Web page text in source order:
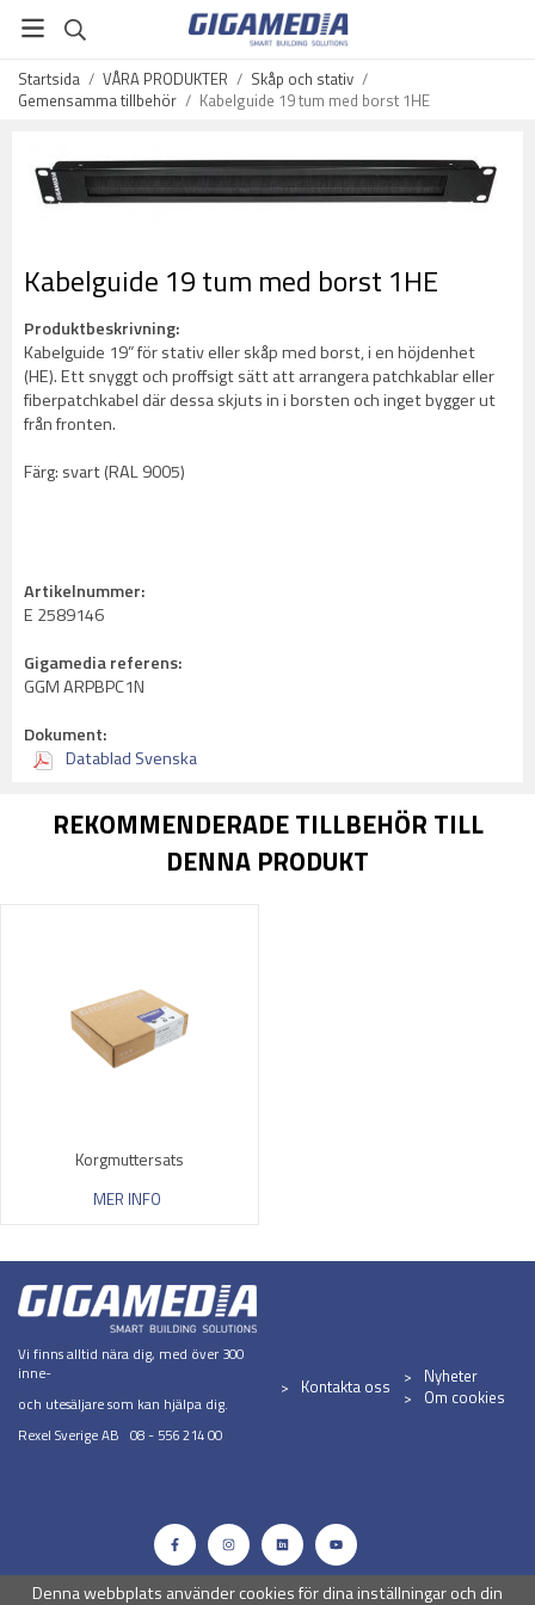
Startsida / VÅRA PRODUKTER / Skåp och stativ /
Gemensamma tillbehör / Kabelguide 19 tum med borst 1HE
Kabelguide 19 tum med borst 1HE
Produktbeskrivning:
Kabelguide 19” för stativ eller skåp med borst, i en höjdenhet
(HE). Ett snyggt och proffsigt sätt att arrangera patchkablar eller
fiberpatchkabel där dessa skjuts in i borsten och inget bygger ut
från fronten.
Färg: svart (RAL 9005)
Artikelnummer:
E 2589146
Gigamedia referens:
GGM ARPBPC1N
Dokument:
Datablad Svenska
REKOMMENDERADE TILLBEHÖR TILL
DENNA PRODUKT
Korgmuttersats
MER INFO
Vi finns alltid nära dig, med över 300
inne-
och utesäljare som kan hjälpa dig.
Rexel Sverige AB 08 - 556 214 00
Kontakta oss
Nyheter
Om cookies
Denna webbplats använder cookies för dina inställningar och din